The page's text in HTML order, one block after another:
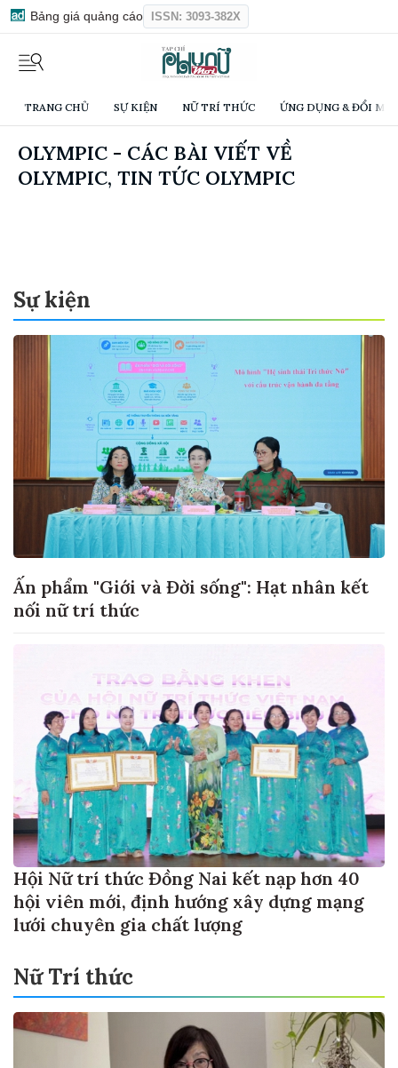
Bảng giá quảng cáo ISSN: 3093-382X
TRANG CHỦ SỰ KIỆN NỮ TRÍ THỨC ỨNG DỤNG & ĐỔI
OLYMPIC - CÁC BÀI VIẾT VỀ
OLYMPIC, TIN TỨC OLYMPIC
Sự kiện
Ấn phẩm "Giới và Đời sống": Hạt nhân kết
nối nữ trí thức
Hội Nữ trí thức Đồng Nai kết nạp hơn 40
hội viên mới, định hướng xây dựng mạng
lưới chuyên gia chất lượng
Nữ Trí thức